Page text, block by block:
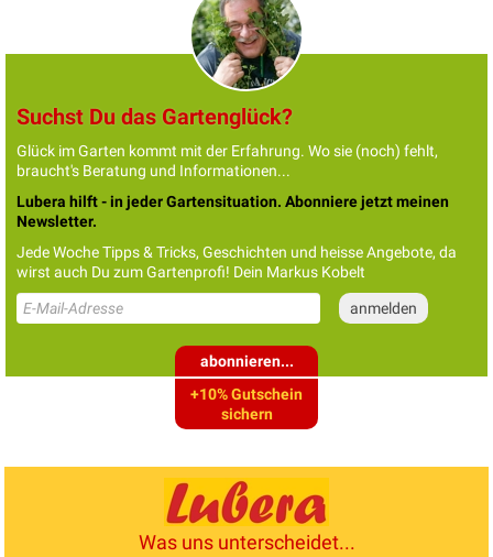
Suchst Du das Gartenglück?
Glück im Garten kommt mit der Erfahrung. Wo sie (noch) fehlt,
braucht's Beratung und Informationen...
Lubera hilft - in jeder Gartensituation. Abonniere jetzt meinen
Newsletter.
Jede Woche Tipps & Tricks, Geschichten und heisse Angebote, da
wirst auch Du zum Gartenprofi! Dein Markus Kobelt
abonnieren...
+10% Gutschein
sichern
Was uns unterscheidet...